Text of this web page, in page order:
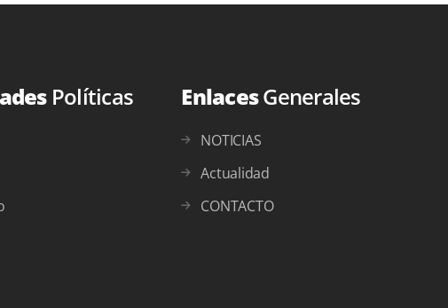
Políticas EnlacesGenerales
NOTICIAS
Actualidad
CONTACTO